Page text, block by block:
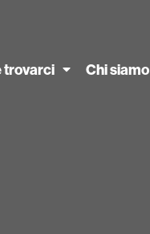
trovarci Chi siamo